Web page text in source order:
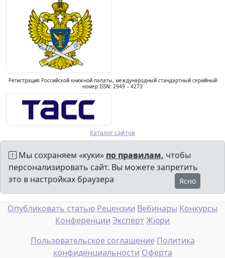
Регистрация Российской книжной палаты, международный стандартный серийный
номер ISSN: 2949 – 4273
Каталог сайтов
Мы сохраняем «куки» по правилам, чтобы
персонализировать сайт. Вы можете запретить
это в настройках браузера
Ясно
Опубликовать статью Рецензии Вебинары Конкурсы
Конференции ЭкспертЖюри
Пользовательское соглашение Политика
конфиденциальности Оферта